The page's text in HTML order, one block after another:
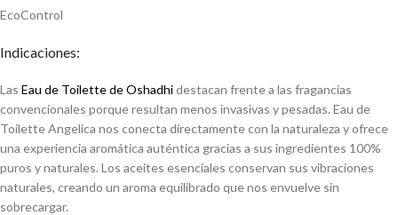
EcoControl
Indicaciones:
Las Eau de Toilette de Oshadhidestacan frente a las fragancias
convencionales porque resultan menos invasivas y pesadas. Eau de
Toilette Angelica nos conecta directamente con la naturaleza y ofrece
una experiencia aromática auténtica gracias a sus ingredientes 100%
puros y naturales. Los aceites esenciales conservan sus vibraciones
naturales, creando un aroma equilibrado que nos envuelve sin
sobrecargar.